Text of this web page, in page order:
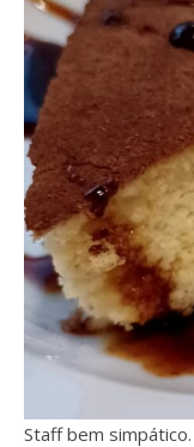
Staff bem simpático.